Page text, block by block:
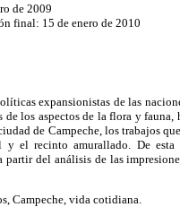
de 2009
final: 15 de enero de 2010
expansionistas de las
los aspectos de la flora y
de Campeche, los trabajos
el recinto amurallado. De
partir del análisis de las
Campeche, vida cotidiana.